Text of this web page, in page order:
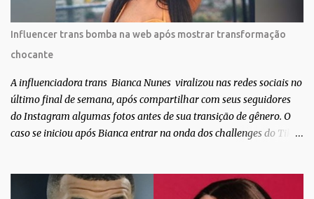
extraordinária. O Pele Projetc tem como objetivo fotografar e
expor uma diversidade de corpos nus, ressaltando a beleza das
especificidades físicas. A atriz se tornou nacionalmente conhecida
após fazer uma participação especial na novela teen Malhação, da
TV Globo. Na trama, ela inte...
Influencer trans bomba na web após mostrar transformação
chocante
A influenciadora trans Bianca Nunes viralizou nas redes sociais no
último final de semana, após compartilhar com seus seguidores
do Instagram algumas fotos antes de sua transição de gênero. O
caso se iniciou após Bianca entrar na onda dos challenges do Tik
Bianca aparece ainda muito jovem e usando roupas masculinas,